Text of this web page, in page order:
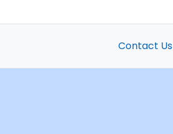
Contact Us